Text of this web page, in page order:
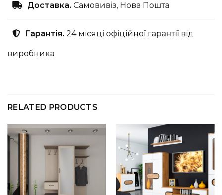
Доставка. Самовивіз, Нова Пошта
Гарантія. 24 місяці офіційної гарантії від
виробника
RELATED PRODUCTS